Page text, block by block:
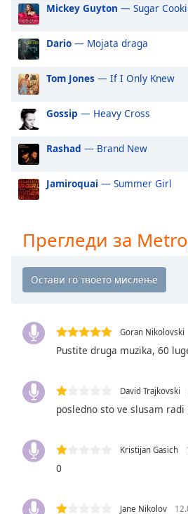
Picture
Fullscreen
This
modal
Beginning
dialog
window.
Escape
window.
Color
Opacity
Color
Mickey Guyton — Sugar
Dario — Mojata draga
Tom Jones — If I Only Knew
Gossip — Heavy Cross
Rashad — Brand New
Jamiroquai — Summer Girl
Прегледи за
Goran Nikolovski
Pustite druga muzika, 60
David Trajkovski
posledno sto ve slusam
Kristijan Gasich
0
Jane Nikolov